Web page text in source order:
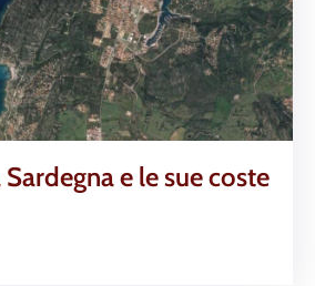
e le sue coste